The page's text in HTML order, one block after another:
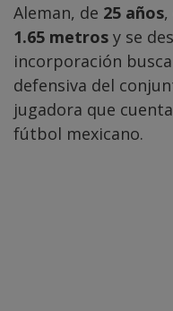
Aleman, de 25 años
1.65 metros y se
incorporación
defensiva del
jugadora que
fútbol mexicano.